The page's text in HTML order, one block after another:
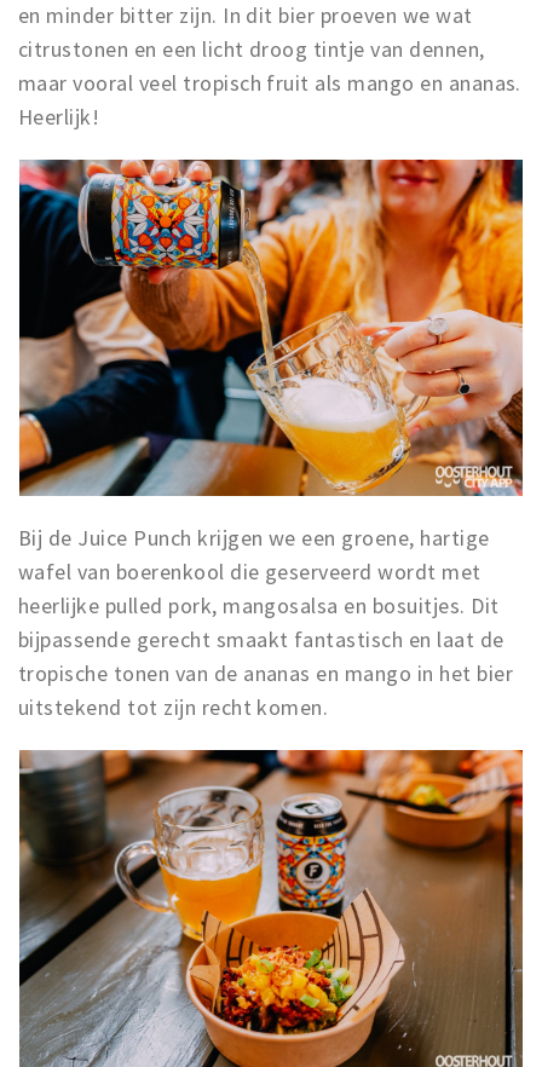
en minder bitter zijn. In dit bier proeven we wat
citrustonen en een licht droog tintje van dennen,
maar vooral veel tropisch fruit als mango en ananas.
Heerlijk!
Bij de Juice Punch krijgen we een groene, hartige
wafel van boerenkool die geserveerd wordt met
heerlijke pulled pork, mangosalsa en bosuitjes. Dit
bijpassende gerecht smaakt fantastisch en laat de
tropische tonen van de ananas en mango in het bier
uitstekend tot zijn recht komen.